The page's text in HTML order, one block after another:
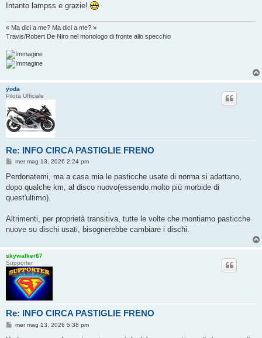
Intanto lampss e grazie!
« Ma dici a me? Ma dici a me? »
Travis/Robert De Niro nel monologo di fronte allo specchio
yoda
Pilota Ufficiale
Re: INFO CIRCA PASTIGLIE FRENO
M
s
a
g
o
mer mag 13, 2026 2:24 pm
Perdonatemi, ma a casa mia le pasticche usate di norma si adattano,
dopo qualche km, al disco nuovo(essendo molto più morbide di
quest'ultimo).
Altrimenti, per proprietà transitiva, tutte le volte che montiamo pasticche
nuove su dischi usati, bisognerebbe cambiare i dischi.
skywalker67
Supporter
Re: INFO CIRCA PASTIGLIE FRENO
Mmer mag 13, 2026 5:38 pm